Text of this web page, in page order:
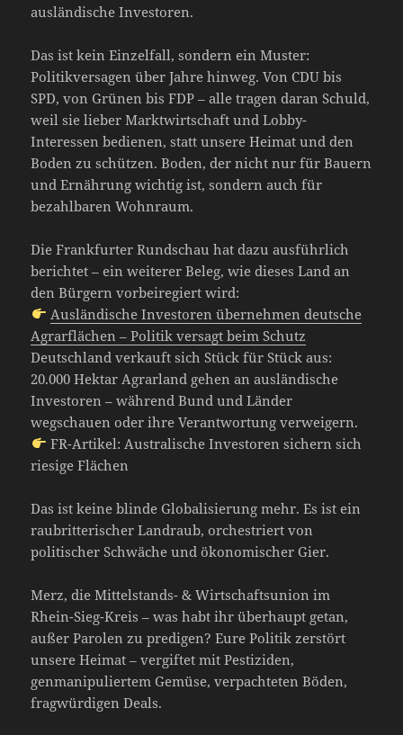
ausländische Investoren.
Das ist kein Einzelfall, sondern ein Muster:
Politikversagen über Jahre hinweg. Von CDU bis
SPD, von Grünen bis FDP – alle tragen daran Schuld,
weil sie lieber Marktwirtschaft und Lobby-
Interessen bedienen, statt unsere Heimat und den
Boden zu schützen. Boden, der nicht nur für Bauern
und Ernährung wichtig ist, sondern auch für
bezahlbaren Wohnraum.
Die Frankfurter Rundschau hat dazu ausführlich
berichtet – ein weiterer Beleg, wie dieses Land an
den Bürgern vorbeiregiert wird:
Ausländische Investoren übernehmen deutsche
Agrarflächen – Politik versagt beim Schutz
Deutschland verkauft sich Stück für Stück aus:
20.000 Hektar Agrarland gehen an ausländische
Investoren – während Bund und Länder
wegschauen oder ihre Verantwortung verweigern.
FR-Artikel: Australische Investoren sichern sich
riesige Flächen
Das ist keine blinde Globalisierung mehr. Es ist ein
raubritterischer Landraub, orchestriert von
politischer Schwäche und ökonomischer Gier.
Merz, die Mittelstands- & Wirtschaftsunion im
Rhein-Sieg-Kreis – was habt ihr überhaupt getan,
außer Parolen zu predigen? Eure Politik zerstört
unsere Heimat – vergiftet mit Pestiziden,
genmanipuliertem Gemüse, verpachteten Böden,
fragwürdigen Deals.